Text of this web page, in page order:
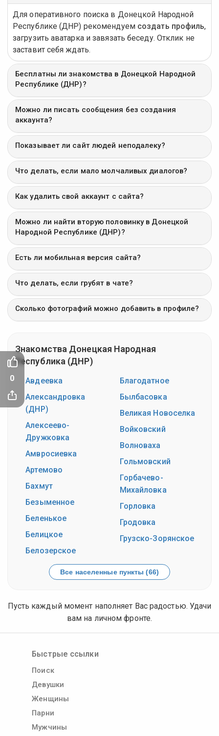
Для оперативного поиска в Донецкой Народной
Республике (ДНР) рекомендуем создать профиль,
загрузить аватарка и завязать беседу. Отклик не
заставит себя ждать.
Бесплатны ли знакомства в Донецкой Народной
Республике (ДНР)?
Можно ли писать сообщения без создания
аккаунта?
Показывает ли сайт людей неподалеку?
Что делать, если мало молчаливых диалогов?
Как удалить свой аккаунт с сайта?
Можно ли найти вторую половинку в Донецкой
Народной Республике (ДНР)?
Есть ли мобильная версия сайта?
Что делать, если грубят в чате?
Сколько фотографий можно добавить в профиле?
Знакомства Донецкая Народная
Республика (ДНР)
Авдеевка
Александровка
(ДНР)
Алексеево-
Дружковка
Амвросиевка
Артемово
Бахмут
Безыменное
Беленькое
Белицкое
Белозерское
Благодатное
Былбасовка
Великая Новоселка
Войковский
Волноваха
Гольмовский
Горбачево-
Михайловка
Горловка
Гродовка
Грузско-Зорянское
Все населенные пункты (66)
Пусть каждый момент наполняет Вас радостью. Удачи
вам на личном фронте.
Быстрые ссылки
Поиск
Девушки
Женщины
Парни
Мужчины
0